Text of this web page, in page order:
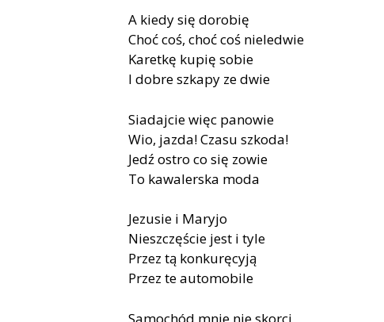
A kiedy się dorobię
Choć coś, choć coś nieledwie
Karetkę kupię sobie
I dobre szkapy ze dwie
Siadajcie więc panowie
Wio, jazda! Czasu szkoda!
Jedź ostro co się zowie
To kawalerska moda
Jezusie i Maryjo
Nieszczęście jest i tyle
Przez tą konkuręcyją
Przez te automobile
Samochód mnie nie skorci